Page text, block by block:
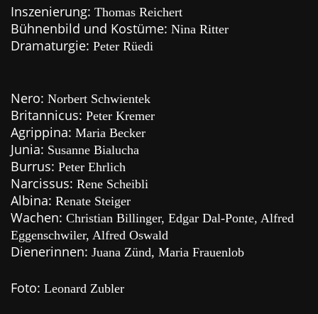
Inszenierung: Thomas Reichert
Bühnenbild und Kostüme: Nina Ritter
Dramaturgie: Peter Rüedi
Nero: Norbert Schwientek
Britannicus: Peter Kremer
Agrippina: Maria Becker
Junia: Susanne Bialucha
Burrus: Peter Ehrlich
Narcissus: Rene Scheibli
Albina: Renate Steiger
Wachen: Christian Billinger, Edgar Dal-Ponte, Alfred
Eggenschwiler, Alfred Oswald
Dienerinnen: Juana Zünd, Maria Frauenlob
Foto: Leonard Zubler